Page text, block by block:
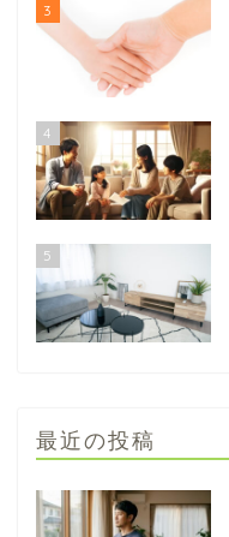
3
4
5
最近の投稿